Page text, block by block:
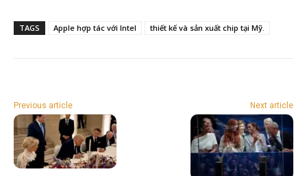
TAGS Apple hợp tác với Intel thiết kế và sản xuất chip tại Mỹ.
Previous article Next article